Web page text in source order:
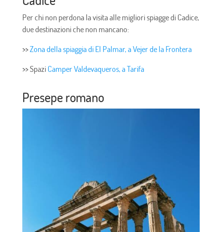
Per chi non perdona la visita alle migliori spiagge di Cadice,
due destinazioni che non mancano:
>>Zona della spiaggia di El Palmar, a Vejer de la Frontera
>> Spazi Camper Valdevaqueros, a Tarifa
Presepe romano